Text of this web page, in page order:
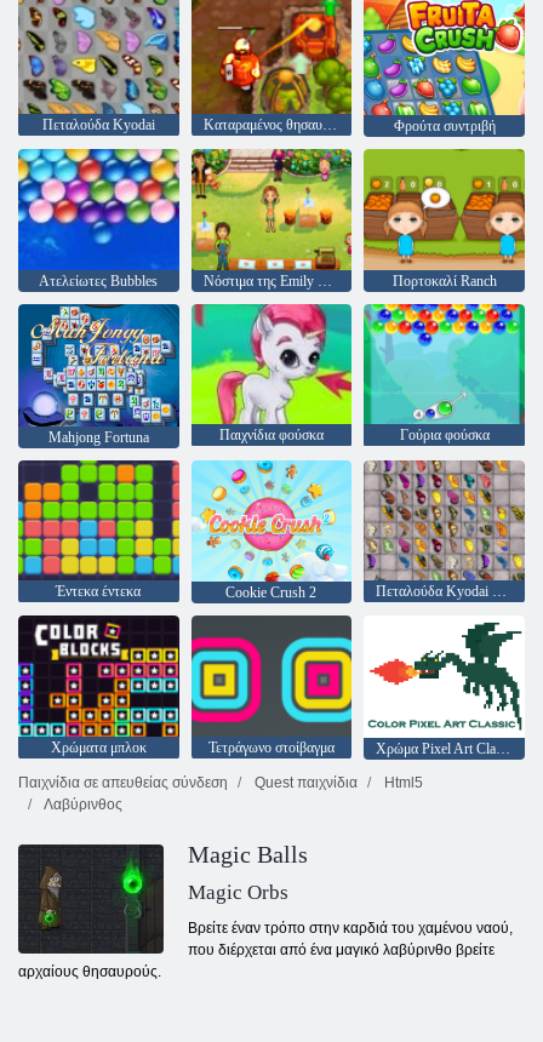
Πεταλούδα Kyodai Καταραμένος θησαυρός 2 Φρούτα συντριβή
Ατελείωτες Bubbles Νόστιμα της Emily Home Sweet Home Πορτοκαλί Ranch
Mahjong Fortuna Παιχνίδια φούσκα Γούρια φούσκα
Έντεκα έντεκα Cookie Crush 2 Πεταλούδα Kyodai HD
Χρώματα μπλοκ Τετράγωνο στοίβαγμα
Χρώμα Pixel Art Classic
Παιχνίδια σε απευθείας σύνδεση
Quest παιχνίδια
Html5
Λαβύρινθος
Magic Balls
Magic Orbs
Βρείτε έναν τρόπο στην καρδιά του χαμένου ναού,
που διέρχεται από ένα μαγικό λαβύρινθο βρείτε
αρχαίους θησαυρούς.